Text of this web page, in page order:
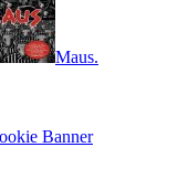
Maus.
Banner